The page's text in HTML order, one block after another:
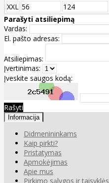
XXL 56 124
Parašyti atsiliepimą
Vardas:
El. pašto adresas:
Atsiliepimas:
Įvertinimas:
Įveskite saugos kodą:
Rašyti
Informacija
Didmenininkams
Kaip pirkti?
Pristatymas
Apmokėjimas
Apie mus
Pirkimo sąlygos ir taisyklės